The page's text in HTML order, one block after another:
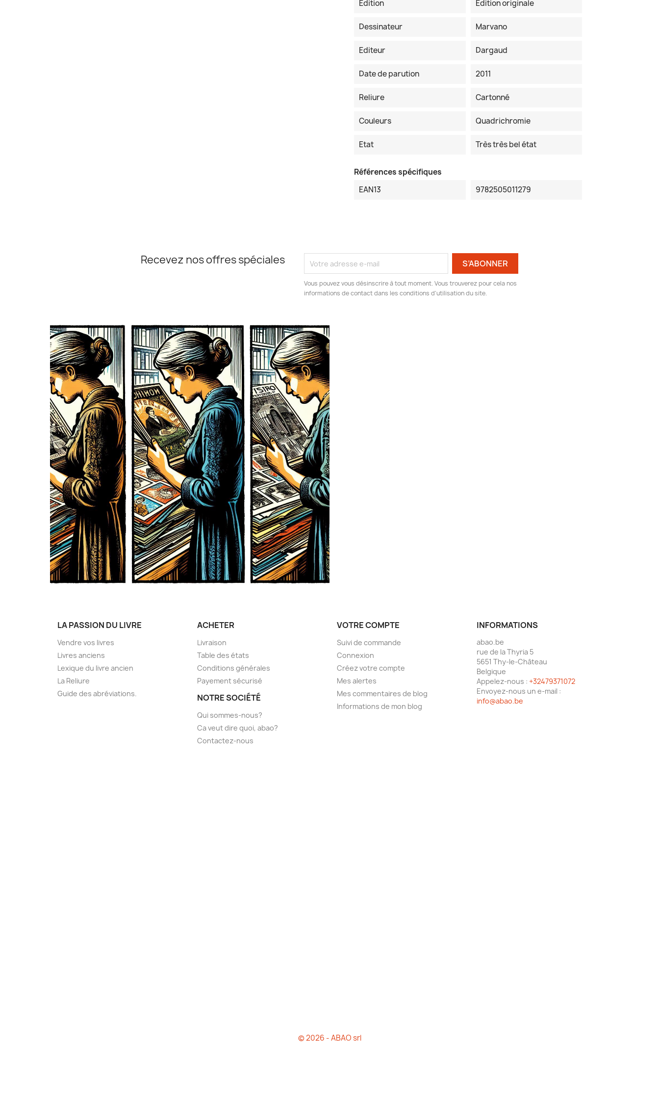
Edition
Edition originale
Dessinateur Marvano
Editeur Dargaud
Date de parution 2011
Reliure Cartonné
Couleurs Quadrichromie
Etat Très très bel état
Références spécifiques
EAN13
9782505011279
Recevez nos offres spéciales
Vous pouvez vous désinscrire à tout moment. Vous trouverez pour cela nos
informations de contact dans les conditions d'utilisation du site.
LA PASSION DU LIVRE
Vendre vos livres
Livres anciens
Lexique du livre ancien
La Reliure
Guide des abréviations.
ACHETER
Livraison
Table des états
Conditions générales
Payement sécurisé
NOTRE SOCIÉTÉ
Qui sommes-nous?
Ca veut dire quoi, abao?
Contactez-nous
VOTRE COMPTE
Suivi de commande
Connexion
Créez votre compte
Mes alertes
Mes commentaires de blog
Informations de mon blog
INFORMATIONS
abao.be
rue de la Thyria 5
5651 Thy-le-Château
Belgique
Appelez-nous : +32479371072
Envoyez-nous un e-mail :
info@abao.be
© 2026 - ABAO srl